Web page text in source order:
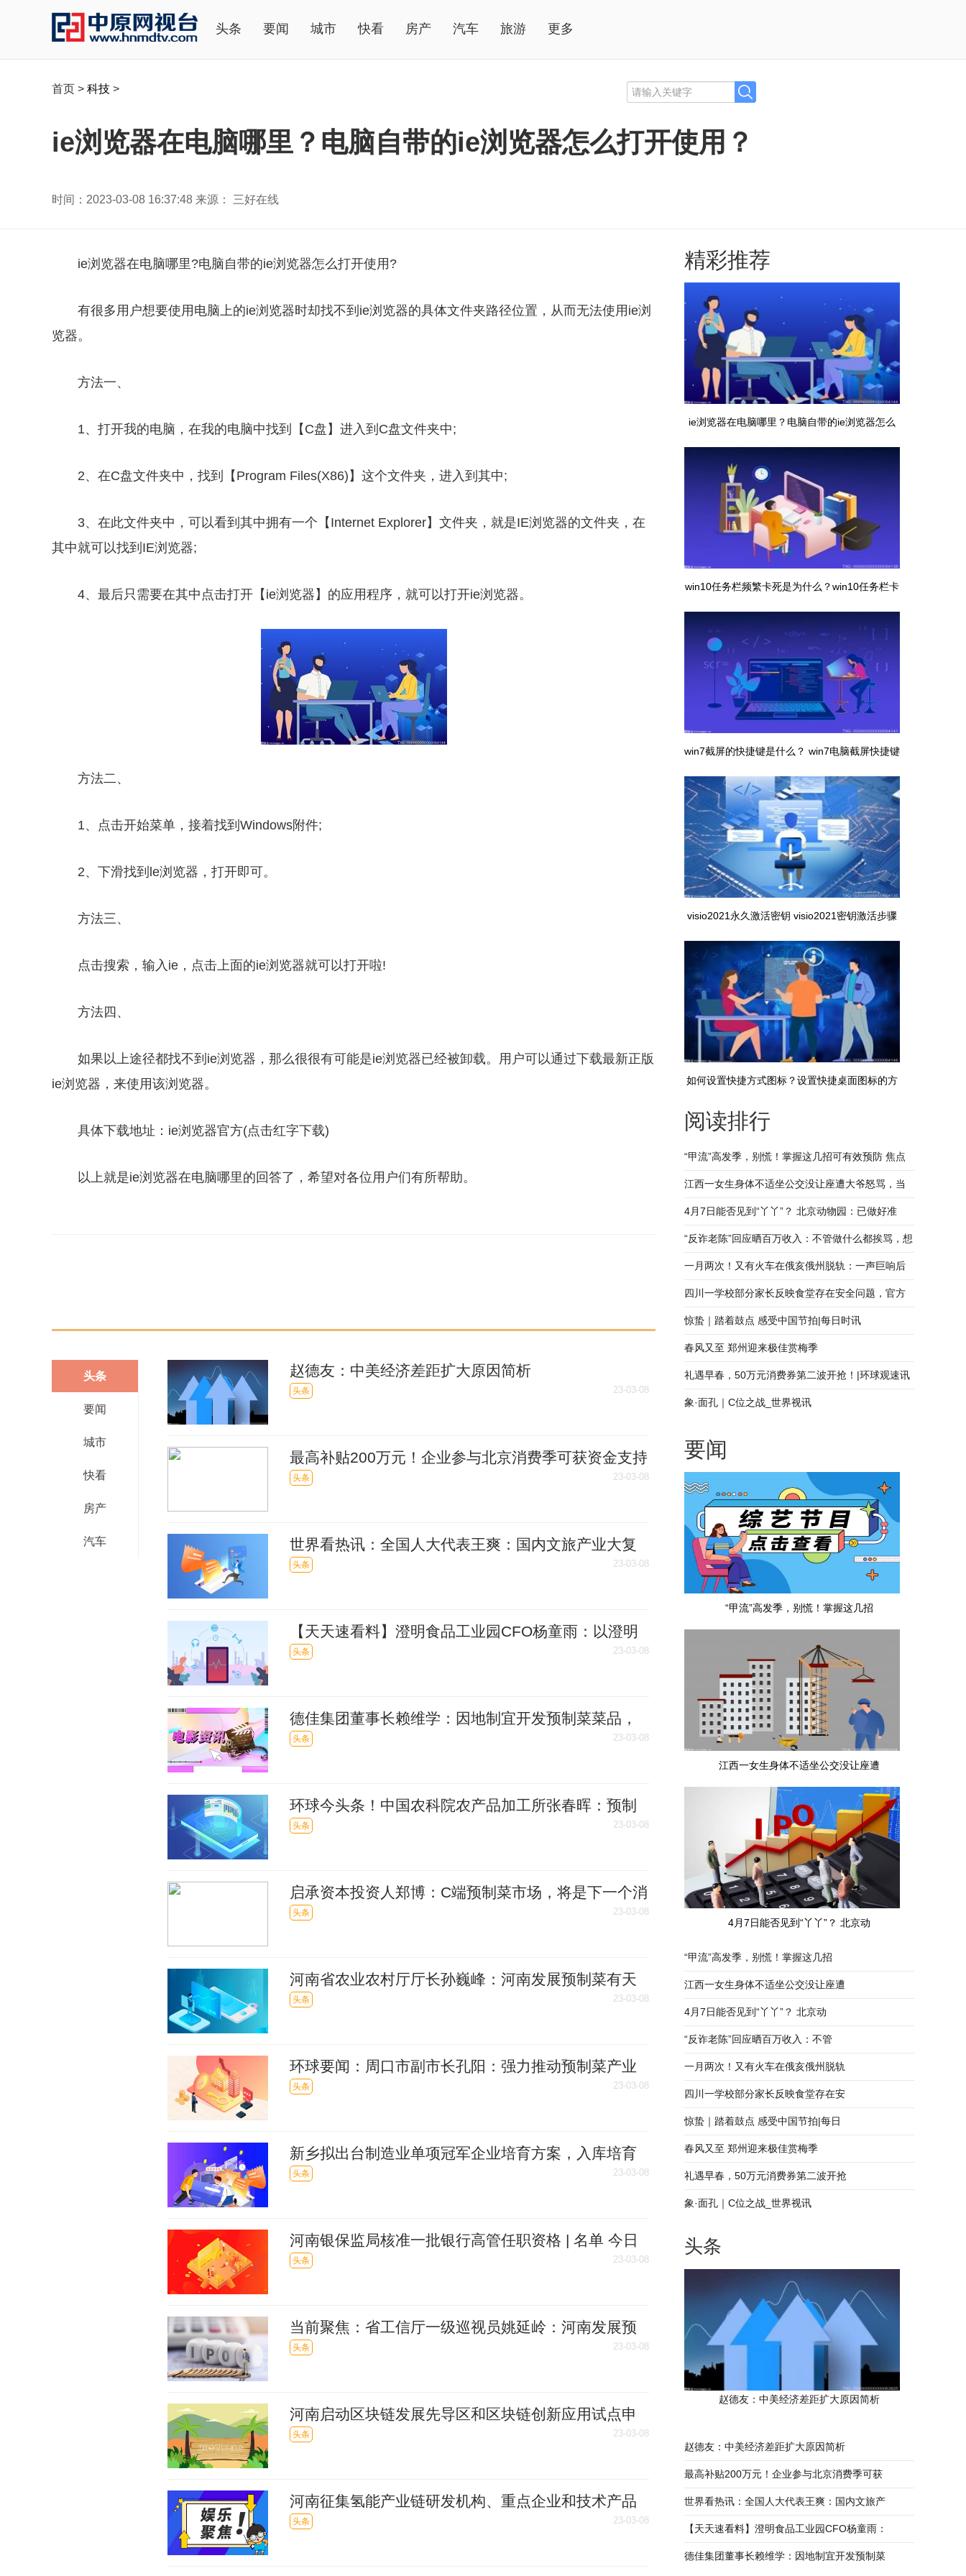
头条 要闻 城市 快看 房产 汽车 旅游 更多
首页 > 科技 >
ie浏览器在电脑哪里？电脑自带的ie浏览器怎么打开使用？
时间：2023-03-08 16:37:48 来源： 三好在线
ie浏览器在电脑哪里?电脑自带的ie浏览器怎么打开使用?
有很多用户想要使用电脑上的ie浏览器时却找不到ie浏览器的具体文件夹路径位置，从而无法使用ie浏
览器。
方法一、
1、打开我的电脑，在我的电脑中找到【C盘】进入到C盘文件夹中;
2、在C盘文件夹中，找到【Program Files(X86)】这个文件夹，进入到其中;
3、在此文件夹中，可以看到其中拥有一个【Internet Explorer】文件夹，就是IE浏览器的文件夹，在
其中就可以找到IE浏览器;
4、最后只需要在其中点击打开【ie浏览器】的应用程序，就可以打开ie浏览器。
方法二、
1、点击开始菜单，接着找到Windows附件;
2、下滑找到le浏览器，打开即可。
方法三、
点击搜索，输入ie，点击上面的ie浏览器就可以打开啦!
方法四、
如果以上途径都找不到ie浏览器，那么很很有可能是ie浏览器已经被卸载。用户可以通过下载最新正版
ie浏览器，来使用该浏览器。
具体下载地址：ie浏览器官方(点击红字下载)
以上就是ie浏览器在电脑哪里的回答了，希望对各位用户们有所帮助。
头条
要闻
城市
快看
房产
汽车
赵德友：中美经济差距扩大原因简析
头条 23-03-08
最高补贴200万元！企业参与北京消费季可获资金支持
头条 23-03-08
世界看热讯：全国人大代表王爽：国内文旅产业大复
苏，亟待引入金融活水丨全国两会财经访谈㉗
头条 23-03-08
【天天速看料】澄明食品工业园CFO杨童雨：以澄明
模式，打造中部最大的火锅、烧烤、预制菜食材基地
头条 23-03-08
德佳集团董事长赖维学：因地制宜开发预制菜菜品，
还原厨房味道
头条 23-03-08
环球今头条！中国农科院农产品加工所张春晖：预制
菜产业发展，工业转换是核心
头条 23-03-08
启承资本投资人郑博：C端预制菜市场，将是下一个消
费大蓝海
头条 23-03-08
河南省农业农村厅厅长孙巍峰：河南发展预制菜有天
时、地利、人和优势 天天热文
头条 23-03-08
环球要闻：周口市副市长孔阳：强力推动预制菜产业
集群集聚链式发展
头条 23-03-08
新乡拟出台制造业单项冠军企业培育方案，入库培育
企业申请条件公布 今日热文
头条 23-03-08
河南银保监局核准一批银行高管任职资格 | 名单 今日
观点
头条 23-03-08
当前聚焦：省工信厅一级巡视员姚延岭：河南发展预
制菜有扎实基础和广阔消费市场
头条 23-03-08
河南启动区块链发展先导区和区块链创新应用试点申
报
头条 23-03-08
河南征集氢能产业链研发机构、重点企业和技术产品
头条 23-03-08
精彩推荐
ie浏览器在电脑哪里？电脑自带的ie浏览器怎么
打开使用？
win10任务栏频繁卡死是为什么？win10任务栏卡
win7截屏的快捷键是什么？ win7电脑截屏快捷键
介绍
visio2021永久激活密钥 visio2021密钥激活步骤
如何设置快捷方式图标？设置快捷桌面图标的方
阅读排行
“甲流”高发季，别慌！掌握这几招可有效预防 焦点
热议
江西一女生身体不适坐公交没让座遭大爷怒骂，当
事人：被骂5分钟很无奈
4月7日能否见到“丫丫”？ 北京动物园：已做好准
备，暂无法给出准确消息 全球观焦点
“反诈老陈”回应晒百万收入：不管做什么都挨骂，想
证明自己很实在_环球今日讯
一月两次！又有火车在俄亥俄州脱轨：一声巨响后
碎片乱飞
四川一学校部分家长反映食堂存在安全问题，官方
通报：已封存送检 天天观速讯
惊蛰｜踏着鼓点 感受中国节拍|每日时讯
春风又至 郑州迎来极佳赏梅季
礼遇早春，50万元消费券第二波开抢！|环球观速讯
象·面孔｜C位之战_世界视讯
要闻
“甲流”高发季，别慌！掌握这几招
江西一女生身体不适坐公交没让座遭
4月7日能否见到“丫丫”？ 北京动
“甲流”高发季，别慌！掌握这几招
江西一女生身体不适坐公交没让座遭
4月7日能否见到“丫丫”？ 北京动
“反诈老陈”回应晒百万收入：不管
一月两次！又有火车在俄亥俄州脱轨
四川一学校部分家长反映食堂存在安
惊蛰｜踏着鼓点 感受中国节拍|每日
春风又至 郑州迎来极佳赏梅季
礼遇早春，50万元消费券第二波开抢
象·面孔｜C位之战_世界视讯
头条
赵德友：中美经济差距扩大原因简析
赵德友：中美经济差距扩大原因简析
最高补贴200万元！企业参与北京消费季可获
世界看热讯：全国人大代表王爽：国内文旅产
【天天速看料】澄明食品工业园CFO杨童雨：
德佳集团董事长赖维学：因地制宜开发预制菜